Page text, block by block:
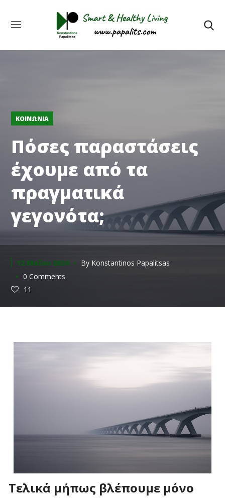
ΚΟΙΝΩΝΊΑ
Πόσες παραστάσεις
έχουμε από τα
πραγματικά
γεγονότα;
12 Μαΐου 2024 By Konstantinos Papalitsas
0 Comments
11
Τελικά μήπως βλέπουμε μόνο